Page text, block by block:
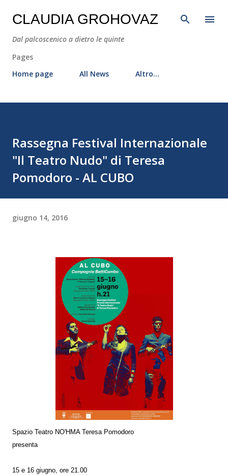
Passa ai contenuti principali
CLAUDIA GROHOVAZ
Dal palcoscenico a dietro le quinte
Pages
Home page
All News Altro…
Rassegna Festival Internazionale
"Il Teatro Nudo" di Teresa
Pomodoro - AL CUBO
giugno 14, 2016
Spazio Teatro NO'HMA Teresa Pomodoro
presenta
15 e 16 giugno, ore 21.00